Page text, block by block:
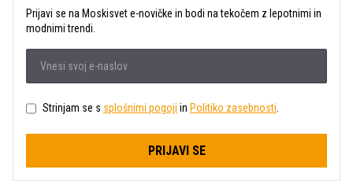
Prijavi se na Moskisvet e-novičke in bodi na tekočem z lepotnimi in
modnimi trendi.
Strinjam se s splošnimi pogoji in Politiko zasebnosti.
PRIJAVI SE